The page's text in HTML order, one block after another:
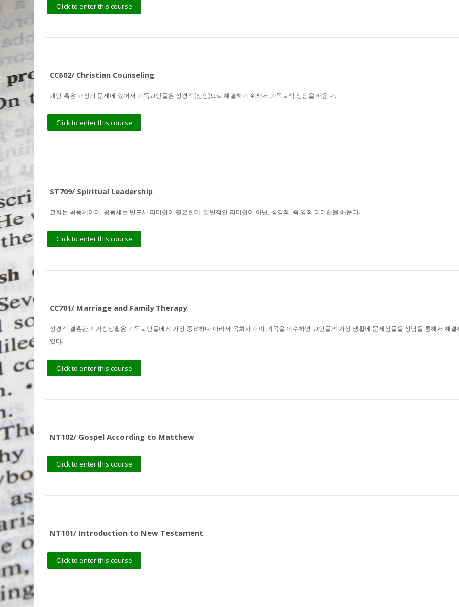
Click to enter this course
CC602/ Christian Counseling
개인 혹은 가정의 문제에 있어서 기독교인들은 성경적(신앙)으로 해결하기 위해서 기독교적 상담을 배운다.
Click to enter this course
ST709/ Spiritual Leadership
교회는 공동체이며, 공동체는 반드시 리더쉽이 필요한데, 일반적인 리더쉽이 아닌, 성경적, 즉 영적 리더쉽을 배운다.
Click to enter this course
CC701/ Marriage and Family Therapy
성경적 결혼관과 가정생활은 기독교인들에게 가장 중요하다 따라서 목회자가 이 과목을 이수하면 교인들의 가정 생활에 문제점들을 상담을 통해서 해결
있다.
Click to enter this course
NT102/ Gospel According to Matthew
Click to enter this course
NT101/ Introduction to New Testament
Click to enter this course